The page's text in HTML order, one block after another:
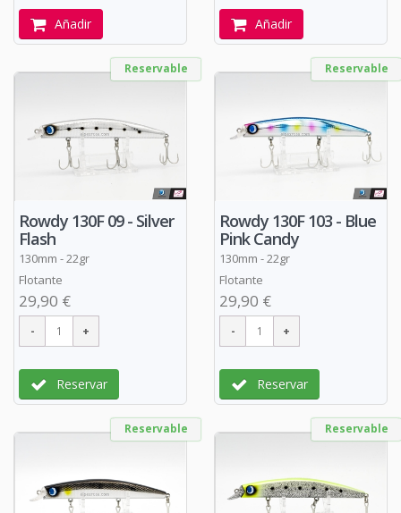
Añadir Añadir
Reservable
Rowdy 130F 09 - Silver
Flash
130mm - 22gr
Flotante
29,90 €
Reservar
Reservable
Rowdy 130F 103 - Blue
Pink Candy
130mm - 22gr
Flotante
29,90 €
Reservar
Reservable Reservable